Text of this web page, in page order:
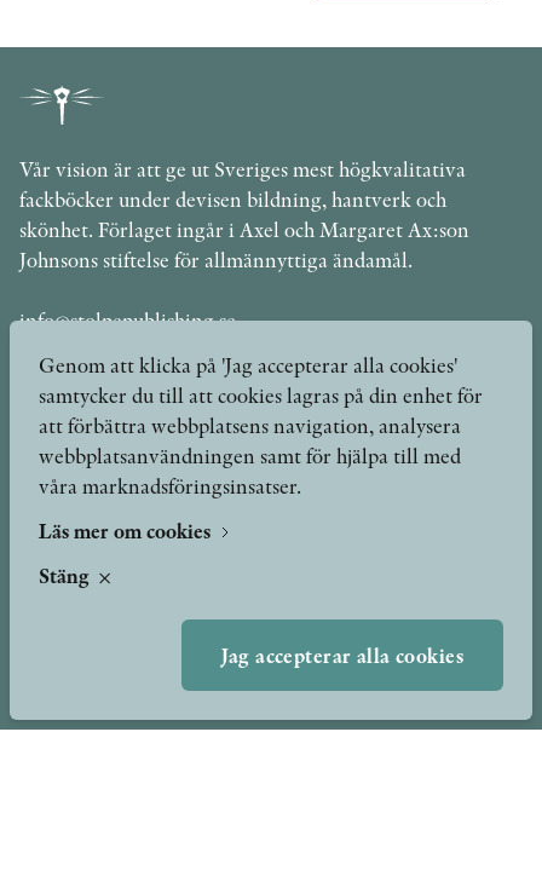
Vår vision är att ge ut Sveriges mest högkvalitativa
fackböcker under devisen bildning, hantverk och
skönhet. Förlaget ingår i Axel och Margaret Ax:son
Johnsons stiftelse för allmännyttiga ändamål.
info@stolpepublishing.se
Böcker
Författare
Yukiko och Patrik möter
Hilma af Klint
Om oss
Genom att klicka på 'Jag accepterar alla cookies'
samtycker du till att cookies lagras på din enhet för
att förbättra webbplatsens navigation, analysera
webbplatsanvändningen samt för hjälpa till med
våra marknadsföringsinsatser.
Läs mer om cookies
Stäng
Jag accepterar alla cookies